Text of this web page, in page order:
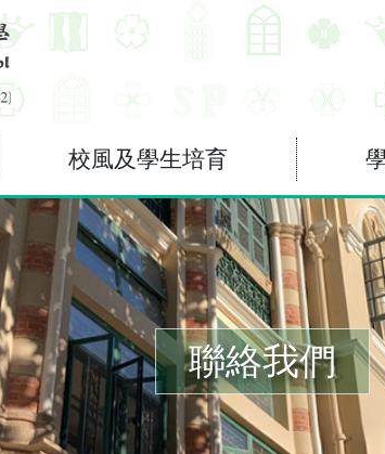
校風及學生培育
聯絡我們